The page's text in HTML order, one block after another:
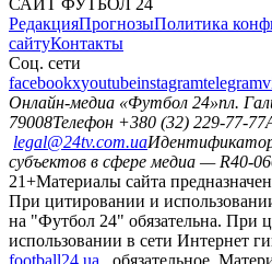
РедакцияПрогнозыПолитика
сайтуКонтакты
Соц. сети
facebookxyoutubeinstagramtelegram
Онлайн-медиа «Футбол 24»пл.
79008Телефон +380 (32) 229-77-77
legal@24tv.com.ua
субъектов в сфере медиа — R40-
21+Материалы сайта
При цитировании и
на "Футбол 24" обязательна. При
использовании в сети Интернет
football24.ua
обязательное.